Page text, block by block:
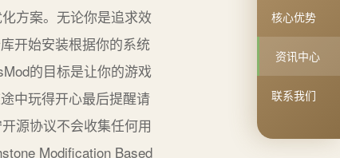
核心优势
资讯中心
联系我们
方案。无论你是追求效
开始安装根据你的系统
的目标是让你的游戏
中玩得开心最后提醒请
源协议不会收集任何用
Modification Based